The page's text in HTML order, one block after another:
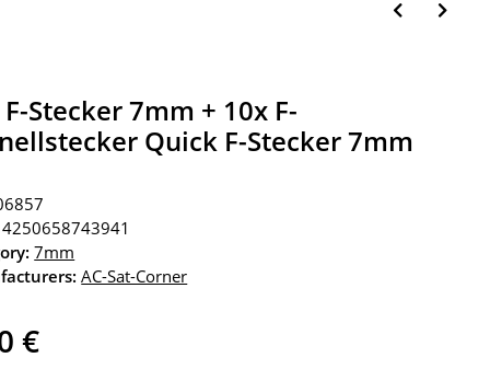
Stecker 7mm + 10x F-
Quick F-Stecker 7mm
4250658743941
7mm
AC-Sat-Corner
€